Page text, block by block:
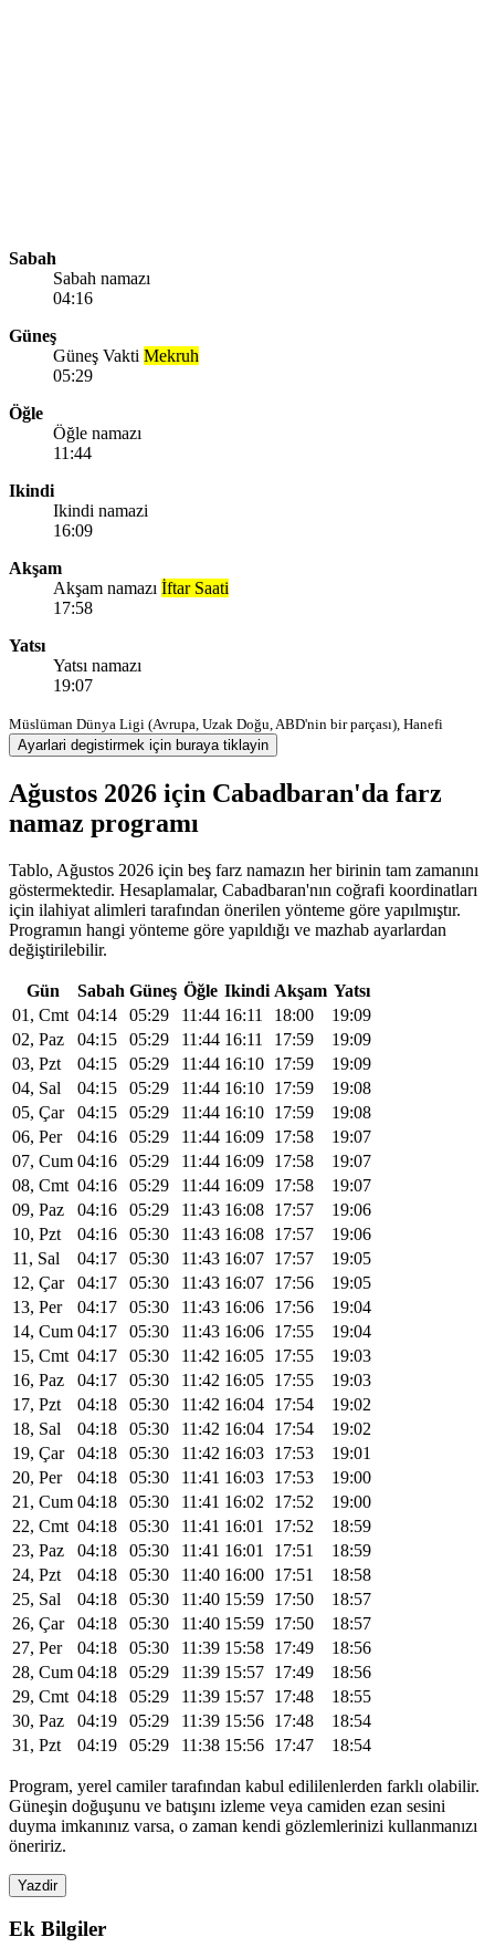
Sabah
Sabah namazı
04:16
Güneş
Güneş Vakti Mekruh
05:29
Öğle
Öğle namazı
11:44
Ikindi
Ikindi namazi
16:09
Akşam
Akşam namazı İftar Saati
17:58
Yatsı
Yatsı namazı
19:07
Müslüman Dünya Ligi (Avrupa, Uzak Doğu, ABD'nin bir parçası), Hanefi
Ayarlari degistirmek için buraya tiklayin
Ağustos 2026 için Cabadbaran'da farz
namaz programı
Tablo, Ağustos 2026 için beş farz namazın her birinin tam zamanını
göstermektedir. Hesaplamalar, Cabadbaran'nın coğrafi koordinatları
için ilahiyat alimleri tarafından önerilen yönteme göre yapılmıştır.
Programın hangi yönteme göre yapıldığı ve mazhab ayarlardan
değiştirilebilir.
Gün Sabah Güneş Öğle Ikindi Akşam Yatsı
01, Cmt 04:14 05:29 11:44 16:11 18:00
19:09
02, Paz
04:15 05:29 11:44 16:11 17:59
19:09
03, Pzt
04:15 05:29 11:44 16:10 17:59
19:09
04, Sal
04:15 05:29 11:44 16:10 17:59
19:08
05, Çar
04:15 05:29 11:44 16:10 17:59
19:08
06, Per
04:16 05:29 11:44 16:09 17:58
19:07
07, Cum 04:16 05:29 11:44 16:09 17:58
19:07
08, Cmt 04:16 05:29 11:44 16:09 17:58
19:07
09, Paz
04:16 05:29 11:43 16:08 17:57
19:06
10, Pzt
04:16 05:30 11:43 16:08 17:57
19:06
11, Sal
04:17 05:30 11:43 16:07 17:57
19:05
12, Çar
04:17 05:30 11:43 16:07 17:56
19:05
13, Per
04:17 05:30 11:43 16:06 17:56
19:04
14, Cum 04:17 05:30 11:43 16:06 17:55
19:04
15, Cmt 04:17 05:30 11:42 16:05 17:55
19:03
16, Paz
04:17 05:30 11:42 16:05 17:55
19:03
17, Pzt
04:18 05:30 11:42 16:04 17:54
19:02
18, Sal
04:18 05:30 11:42 16:04 17:54
19:02
19, Çar
04:18 05:30 11:42 16:03 17:53
19:01
20, Per
04:18 05:30 11:41 16:03 17:53
19:00
21, Cum 04:18 05:30 11:41 16:02 17:52
19:00
22, Cmt 04:18 05:30 11:41 16:01 17:52
18:59
23, Paz
04:18 05:30 11:41 16:01 17:51
18:59
24, Pzt
04:18 05:30 11:40 16:00 17:51
18:58
25, Sal
04:18 05:30 11:40 15:59 17:50
18:57
26, Çar
04:18 05:30 11:40 15:59 17:50
18:57
27, Per
04:18 05:30 11:39 15:58 17:49
18:56
28, Cum 04:18 05:29 11:39 15:57 17:49
18:56
29, Cmt 04:18 05:29 11:39 15:57 17:48
18:55
30, Paz
04:19 05:29 11:39 15:56 17:48
18:54
31, Pzt
04:19 05:29 11:38 15:56 17:47 18:54
Program, yerel camiler tarafından kabul edililenlerden farklı olabilir.
Güneşin doğuşunu ve batışını izleme veya camiden ezan sesini
duyma imkanınız varsa, o zaman kendi gözlemlerinizi kullanmanızı
öneririz.
Yazdir
Ek Bilgiler